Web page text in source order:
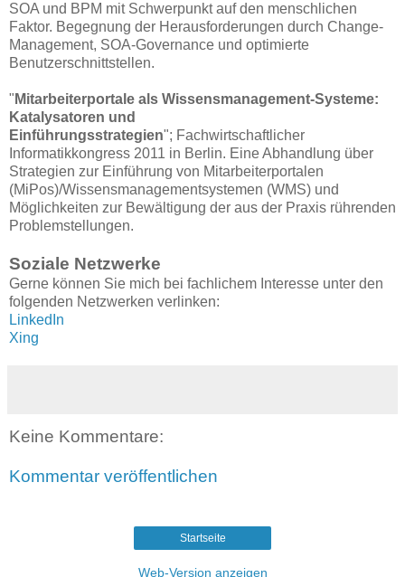
SOA und BPM mit Schwerpunkt auf den menschlichen
Faktor. Begegnung der Herausforderungen durch Change-
Management, SOA-Governance und optimierte
Benutzerschnittstellen.
" Mitarbeiterportale als Wissensmanagement-Systeme:
Katalysatoren und
Einführungsstrategien"; Fachwirtschaftlicher
Informatikkongress 2011 in Berlin. Eine Abhandlung über
Strategien zur Einführung von Mitarbeiterportalen
(MiPos)/Wissensmanagementsystemen (WMS) und
Möglichkeiten zur Bewältigung der aus der Praxis rührenden
Problemstellungen.
Soziale Netzwerke
Gerne können Sie mich bei fachlichem Interesse unter den
folgenden Netzwerken verlinken:
LinkedIn
Xing
Keine Kommentare:
Kommentar veröffentlichen
Startseite
Web-Version anzeigen